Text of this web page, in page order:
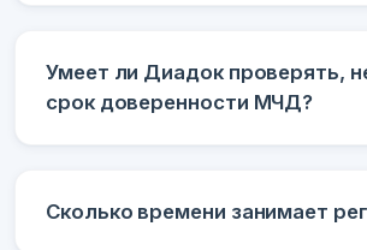
Умеет ли Диадок проверять,
срок доверенности МЧД?
Сколько времени занимает